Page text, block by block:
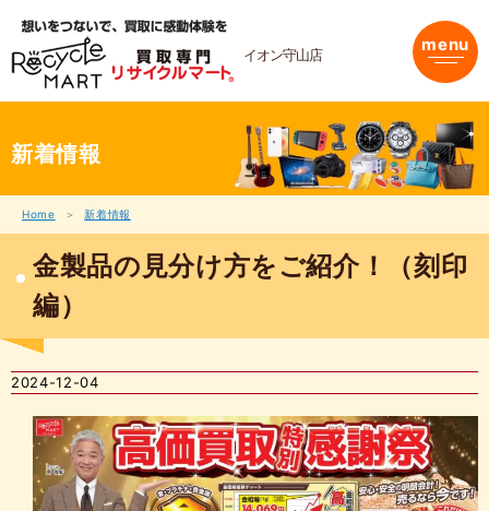
を
ス
イオン守山店 menu
新着情報
Home 新着情報
金製品の見分け方をご紹介！（刻印
編）
2024-12-04